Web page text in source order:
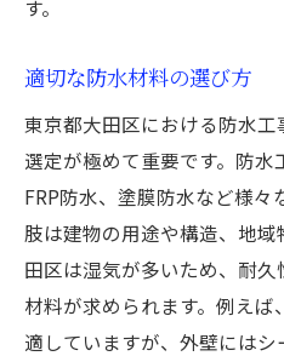
建物価値を保つた
防水対策が資産価
賢い投資としての
防水工事による住
資産価値を高める
長期的視点での防
防水工事で建物を長持
す。
適切な防水材料の選び方
東京都大田区における防水
選定が極めて重要です。防水
FRP防水、塗膜防水など様
肢は建物の用途や構造、地
田区は湿気が多いため、耐
材料が求められます。例え
適していますが、外壁には